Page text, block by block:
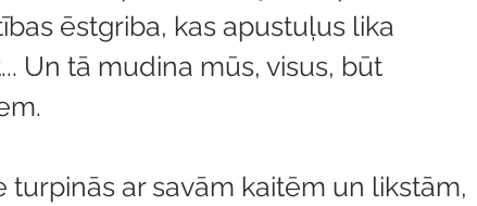
ēstgriba, kas apustuļus lika
Un tā mudina mūs, visus, būt
turpinās ar savām kaitēm un likstām,